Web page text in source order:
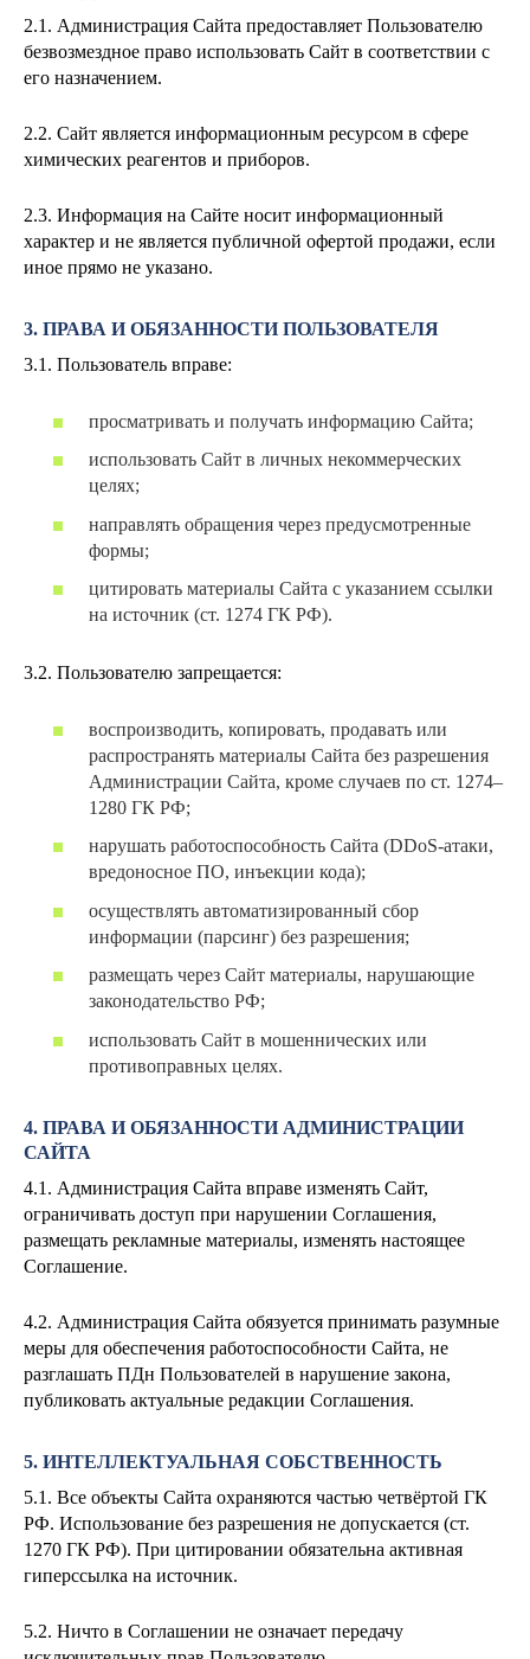
2.1. Администрация Сайта предоставляет Пользователю
безвозмездное право использовать Сайт в соответствии с
его назначением.
2.2. Сайт является информационным ресурсом в сфере
химических реагентов и приборов.
2.3. Информация на Сайте носит информационный
характер и не является публичной офертой продажи, если
иное прямо не указано.
3. ПРАВА И ОБЯЗАННОСТИ ПОЛЬЗОВАТЕЛЯ
3.1. Пользователь вправе:
просматривать и получать информацию Сайта;
использовать Сайт в личных некоммерческих
целях;
направлять обращения через предусмотренные
формы;
цитировать материалы Сайта с указанием ссылки
на источник (ст. 1274 ГК РФ).
3.2. Пользователю запрещается:
воспроизводить, копировать, продавать или
распространять материалы Сайта без разрешения
Администрации Сайта, кроме случаев по ст. 1274–
1280 ГК РФ;
нарушать работоспособность Сайта (DDoS-атаки,
вредоносное ПО, инъекции кода);
осуществлять автоматизированный сбор
информации (парсинг) без разрешения;
размещать через Сайт материалы, нарушающие
законодательство РФ;
использовать Сайт в мошеннических или
противоправных целях.
4. ПРАВА И ОБЯЗАННОСТИ АДМИНИСТРАЦИИ
САЙТА
4.1. Администрация Сайта вправе изменять Сайт,
ограничивать доступ при нарушении Соглашения,
размещать рекламные материалы, изменять настоящее
Соглашение.
4.2. Администрация Сайта обязуется принимать разумные
меры для обеспечения работоспособности Сайта, не
разглашать ПДн Пользователей в нарушение закона,
публиковать актуальные редакции Соглашения.
5. ИНТЕЛЛЕКТУАЛЬНАЯ СОБСТВЕННОСТЬ
5.1. Все объекты Сайта охраняются частью четвёртой ГК
РФ. Использование без разрешения не допускается (ст.
1270 ГК РФ). При цитировании обязательна активная
гиперссылка на источник.
5.2. Ничто в Соглашении не означает передачу